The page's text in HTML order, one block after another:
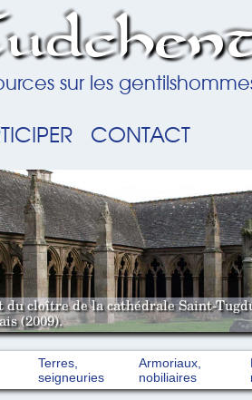
sur les
CONTACT
du cloître de la cathédrale Saint-
(2009).
Terres,
seigneuries
Armoriaux,
nobiliaires